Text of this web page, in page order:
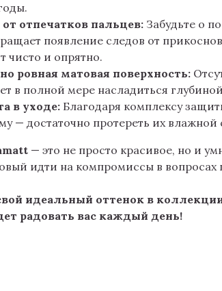
отпечатков пальцев: Забудьте о
появление следов от
чисто и опрятно.
ровная матовая поверхность:
в полной мере насладиться
в уходе: Благодаря комплексу
— достаточно протереть их
— это не просто красивое, но и
идти на компромиссы в вопросах
идеальный оттенок в
радовать вас каждый день!